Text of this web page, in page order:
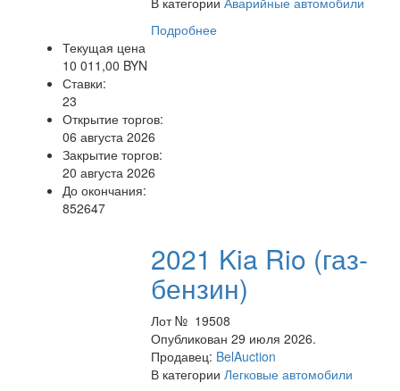
Подробнее
Текущая цена
10 011,00 BYN
Ставки:
23
Открытие торгов:
06 августа 2026
Закрытие торгов:
20 августа 2026
До окончания:
852647
2021 Kia Rio (газ-
бензин)
Лот № 19508
Опубликован 29 июля 2026.
Продавец: BelAuction
В категорииЛегковые автомобили